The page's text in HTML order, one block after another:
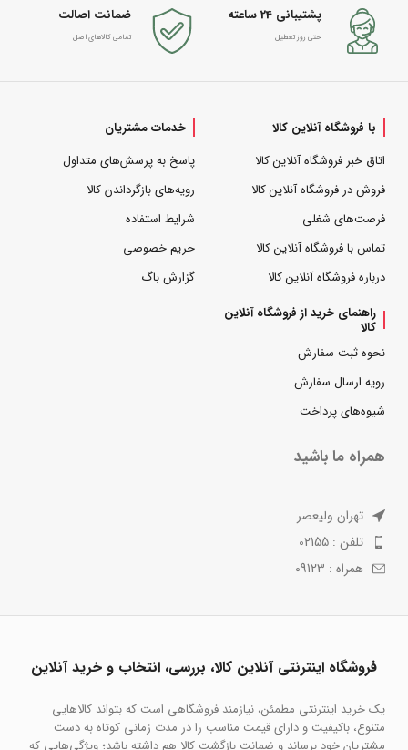
پشتیبانی 24 ساعته
حتی روز تعطیل
ضمانت اصالت
تمامی کالاهای اصل
با فروشگاه آنلاین کالا
اتاق خبر فروشگاه آنلاین کالا
فروش در فروشگاه آنلاین کالا
فرصت‌های شغلی
تماس با فروشگاه آنلاین کالا
درباره فروشگاه آنلاین کالا
خدمات مشتریان
پاسخ به پرسش‌های متداول
رویه‌های بازگرداندن کالا
شرایط استفاده
حریم خصوصی
گزارش باگ
راهنمای خرید از فروشگاه آنلاین
کالا
نحوه ثبت سفارش
رویه ارسال سفارش
شیوه‌های پرداخت
همراه ما باشید
تهران ولیعصر
تلفن : 02155
همراه : 09123
فروشگاه اینترنتی آنلاین کالا، بررسی، انتخاب و خرید آنلاین
یک خرید اینترنتی مطمئن، نیازمند فروشگاهی است که بتواند کالاهایی
متنوع، باکیفیت و دارای قیمت مناسب را در مدت زمانی کوتاه به دست
مشتریان خود برساند و ضمانت بازگشت کالا هم داشته باشد؛ ویژگی‌هایی که